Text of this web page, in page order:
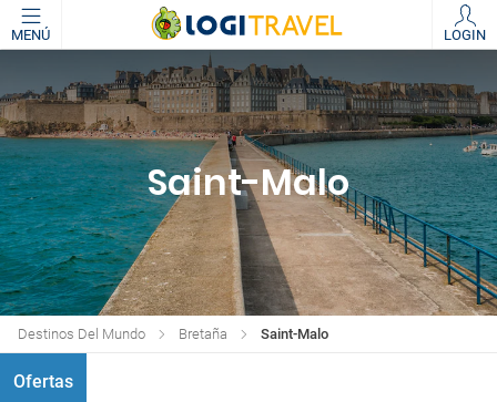
MENÚ LOGIN
Saint-Malo
Saint-Malo
Bretaña
Destinos Del Mundo
Ofertas